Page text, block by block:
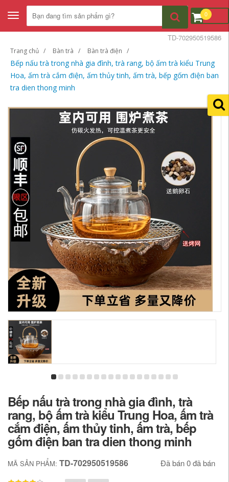
Toggle
navigation
0
Trang chủ Bàn trà Bàn trà điện
Bếp nấu trà trong nhà gia đình, trà rang, bộ ấm trà kiểu Trung
Hoa, ấm trà cắm điện, ấm thủy tinh, ấm trà, bếp gốm điện ban
tra dien thong minh
TD-702950519586
Bếp nấu trà trong nhà gia đình, trà
rang, bộ ấm trà kiểu Trung Hoa, ấm trà
cắm điện, ấm thủy tinh, ấm trà, bếp
gốm điện ban tra dien thong minh
MÃ SẢN PHẨM: TD-702950519586 Đã bán 0 đã bán